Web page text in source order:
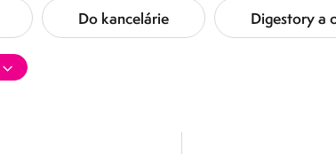
Do kancelárie Digestory a